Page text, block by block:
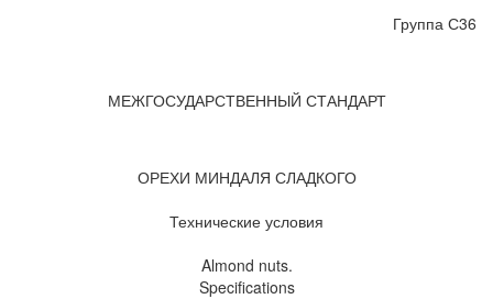
Группа С36
МЕЖГОСУДАРСТВЕННЫЙ СТАНДАРТ
ОРЕХИ МИНДАЛЯ СЛАДКОГО
Технические условия
Almond nuts.
Specifications